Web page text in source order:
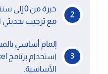
خبرة من
مع ترحيب بحديثي
إلمام أساسي
الأساسية.